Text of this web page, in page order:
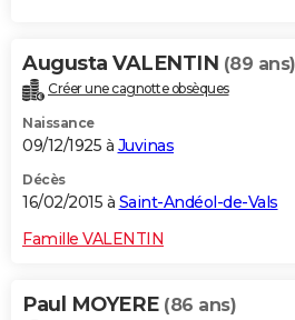
Augusta VALENTIN (89 ans)
Créer une cagnotte obsèques
Naissance
09/12/1925 à Juvinas
Décès
16/02/2015 à Saint-Andéol-de-Vals
Famille VALENTIN
Paul MOYERE (86 ans)